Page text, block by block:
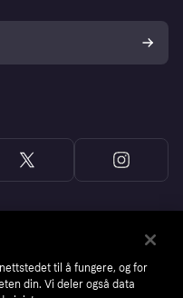
til å fungere, og for
din. Vi deler også data